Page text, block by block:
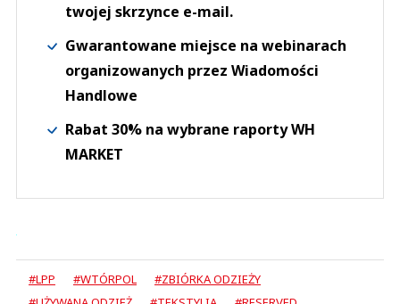
twojej skrzynce e-mail.
Gwarantowane miejsce na webinarach
organizowanych przez Wiadomości
Handlowe
Rabat 30% na wybrane raporty WH
MARKET
#LPP #WTÓRPOL
#ZBIÓRKA ODZIEŻY